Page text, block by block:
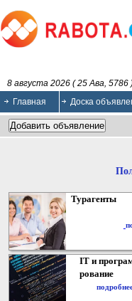
8 августа 2026 ( 25 Ава, 5786
Главная
Доска
Турагенты
IT и
рование